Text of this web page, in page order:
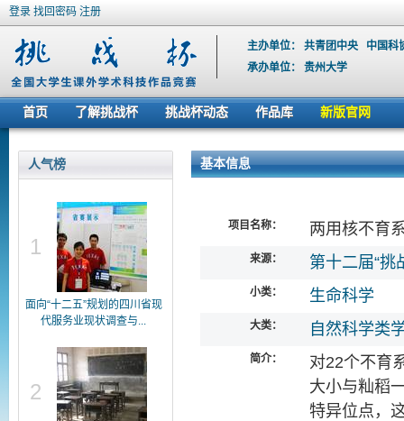
登录 找回密码 注册
主办单位：共青团中央
中国科
承办单位：贵州大学
首页 了解挑战杯 挑战杯动态 作品库 新版官网
人气榜
1
面向“十二五”规划的四川省现
代服务业现状调查与...
2
基本信息
项目名称： 两用核不育
来源： 第十二届“挑
小类： 生命科学
大类： 自然科学类
简介：
对22个不育
大小与籼稻
特异位点，